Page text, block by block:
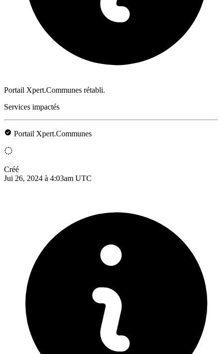
Portail Xpert.Communes rétabli.
Services impactés
Portail Xpert.Communes
Créé
Jui 26, 2024 à 4:03am UTC